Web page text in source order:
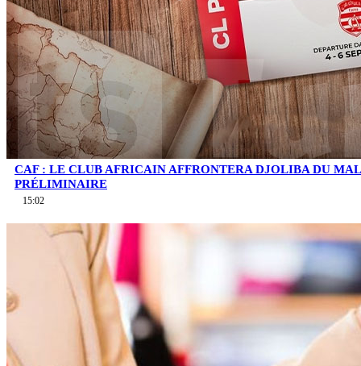
CAF : LE CLUB AFRICAIN AFFRONTERA DJOLIBA DU
PRÉLIMINAIRE
15:02